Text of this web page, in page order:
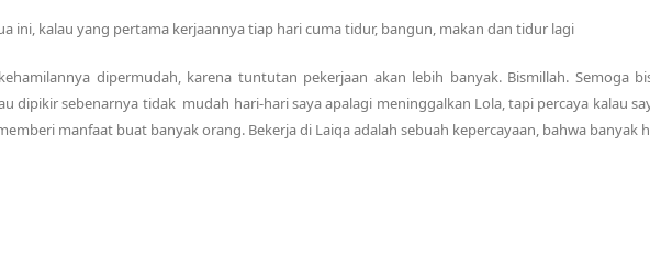
ini, kalau yang pertama kerjaannya tiap hari cuma tidur, bangun, makan dan tidur lagi
dipermudah, karena tuntutan pekerjaan akan lebih banyak. Bismillah. Semoga
dipikir sebenarnya tidak mudah hari-hari saya apalagi meninggalkan Lola, tapi percaya kalau
manfaat buat banyak orang. Bekerja di Laiqa adalah sebuah kepercayaan, bahwa banyak